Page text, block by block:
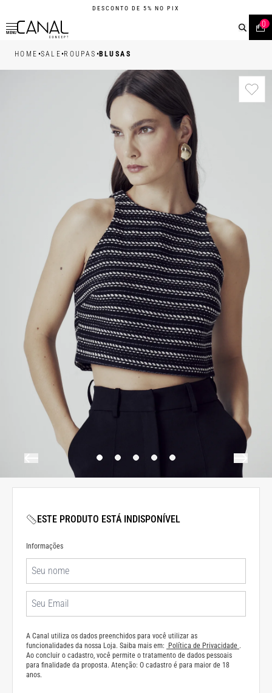
DESCONTO DE 5% NO PIX
MENU
0
HOME •SALE•ROUPAS •BLUSAS
ESTE PRODUTO ESTÁ INDISPONÍVEL
Informações
A Canal utiliza os dados preenchidos para você utilizar as
funcionalidades da nossa Loja. Saiba mais em:
Política de Privacidade .
Ao concluir o cadastro, você permite o tratamento de dados pessoais
para finalidade da proposta. Atenção: O cadastro é para maior de 18
anos.